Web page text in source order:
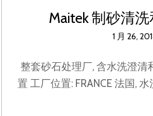
Maitek 制砂清
1 月 26,
整套砂石处理厂, 含水洗澄清
置 工厂位置: FRANCE 法国,